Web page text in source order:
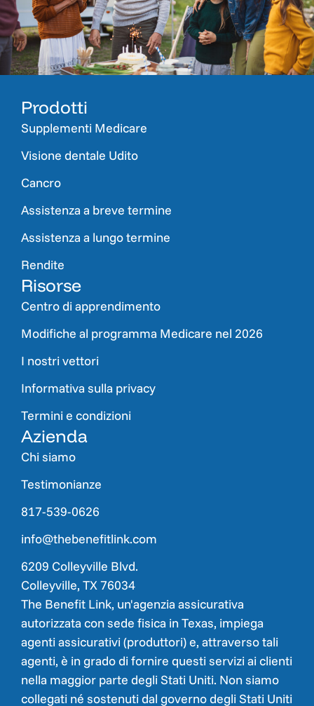
Prodotti
Supplementi Medicare
Visione dentale Udito
Cancro
Assistenza a breve termine
Assistenza a lungo termine
Rendite
Risorse
Centro di apprendimento
Modifiche al programma Medicare nel 2026
I nostri vettori
Informativa sulla privacy
Termini e condizioni
Azienda
Chi siamo
Testimonianze
817-539-0626
info@thebenefitlink.com
6209 Colleyville Blvd.
Colleyville, TX 76034
The Benefit Link, un'agenzia assicurativa
autorizzata con sede fisica in Texas, impiega
agenti assicurativi (produttori) e, attraverso tali
agenti, è in grado di fornire questi servizi ai clienti
nella maggior parte degli Stati Uniti. Non siamo
collegati né sostenuti dal governo degli Stati Uniti